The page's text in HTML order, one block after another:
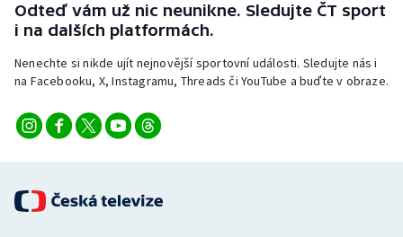
Odteď vám už nic neunikne. Sledujte ČT sport
i na dalších platformách.
Nenechte si nikde ujít nejnovější sportovní události. Sledujte nás i
na Facebooku, X, Instagramu, Threads či YouTube a buďte v obraze.